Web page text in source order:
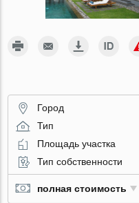
Город
Тип
Площадь участка
Тип собственности
полная стоимость